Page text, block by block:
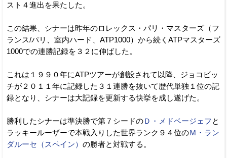
スト４進出を果たした。
この結果、シナーは昨年のロレックス・パリ・マスターズ（フ
ランス/パリ、室内ハード、ATP1000）から続くATPマスターズ
1000での連勝記録を３２に伸ばした。
これは１９９０年にATPツアーが創設されて以降、ジョコビッ
チが２０１１年に記録した３１連勝を抜いて歴代単独１位の記
録となり、シナーは大記録を更新する快挙を成し遂げた。
勝利したシナーは準決勝で第７シードのＤ・メドベージェフ と
ラッキールーザーで本戦入りした世界ランク９４位のＭ・ラン
ダルーセ（スペイン） の勝者と対戦する。